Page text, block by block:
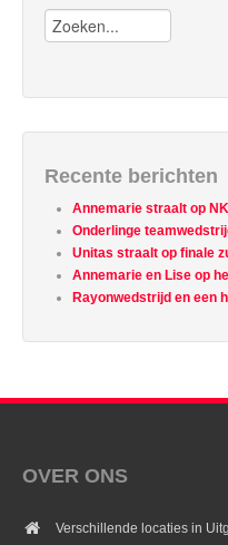
Zoeken:
Recente berichten
Annemarie straalt op NK
Onderlinge
Unitas straalt op finale
Annemarie en Lise op
Rayonwedstrijd en een
OVER ONS
Verschillende locaties in